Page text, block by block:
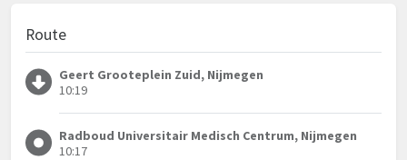
Route
Geert Grooteplein Zuid, Nijmegen
10:19
Radboud Universitair Medisch Centrum, Nijmegen
10:17